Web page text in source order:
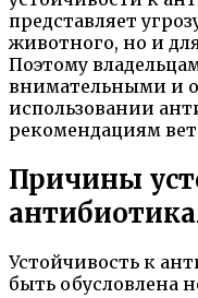
представляет
животного, но и
Поэтому
внимательными и
использовании
рекомендациям
Причины
Устойчивость к
быть обусловлена